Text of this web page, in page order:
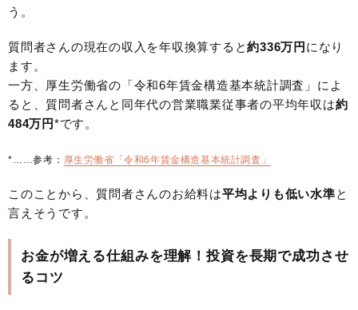
う。
質問者さんの現在の収入を年収換算すると約336万円 になり
ます。
一方、厚生労働省の「令和6年賃金構造基本統計調査」によ
ると、質問者さんと同年代の営業職業従事者の平均年収は約
484万円*です。
*……参考： 厚生労働省「令和6年賃金構造基本統計調査」
このことから、質問者さんのお給料は平均よりも低い水準と
言えそうです。
お金が増える仕組みを理解！投資を長期で成功させ
るコツ